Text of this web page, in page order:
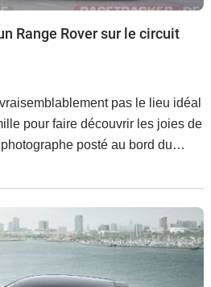
Range Rover sur le circuit
pas le lieu idéal
pour faire découvrir les joies de
posté au bord du